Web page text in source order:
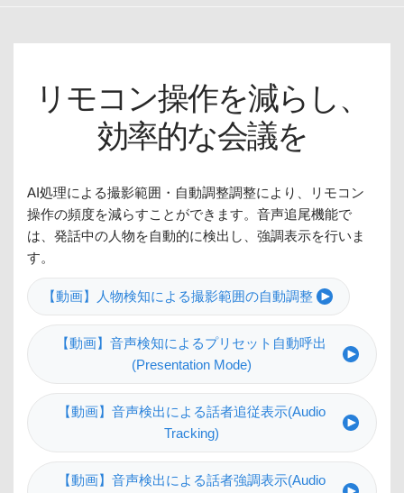
リモコン操作を減らし、
効率的な会議を
AI処理による撮影範囲・自動調整調整により、リモコン
操作の頻度を減らすことができます。音声追尾機能で
は、発話中の人物を自動的に検出し、強調表示を行いま
す。
【動画】人物検知による撮影範囲の自動調整
【動画】音声検知によるプリセット自動呼出
(Presentation Mode)
【動画】音声検出による話者追従表示(Audio
Tracking)
【動画】音声検出による話者強調表示(Audio